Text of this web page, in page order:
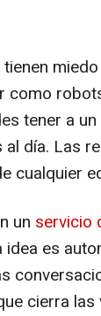
como
tener a
día. Las
cualquier
un servicio
es
cierra las